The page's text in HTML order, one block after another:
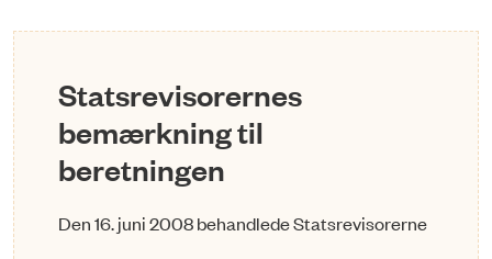
Statsrevisorernes
bemærkning til
beretningen
Den 16. juni 2008 behandlede Statsrevisorerne